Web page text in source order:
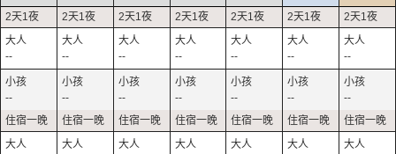
--
--
--
--
--
--
--
--
--
--
--
--
--
--